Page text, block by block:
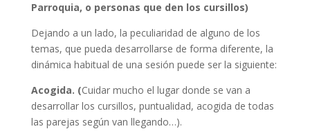
Parroquia, o personas que den los cursillos)
Dejando a un lado, la peculiaridad de alguno de los
temas, que pueda desarrollarse de forma diferente, la
dinámica habitual de una sesión puede ser la siguiente:
Acogida. (Cuidar mucho el lugar donde se van a
desarrollar los cursillos, puntualidad, acogida de todas
las parejas según van llegando…).